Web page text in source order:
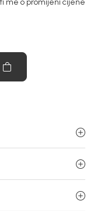
me o promijeni cijene